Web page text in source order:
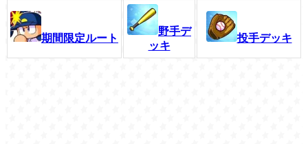
期間限定ルート
野手デ
ッキ
投手デッキ